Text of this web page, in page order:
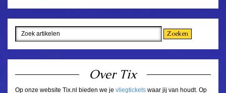
Over Tix
Op onze website Tix.nl bieden we je vliegtickets waar jij van houdt. Op